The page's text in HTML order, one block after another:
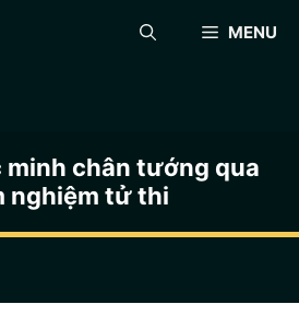
MENU
minh chân tướng qua
nghiệm tử thi